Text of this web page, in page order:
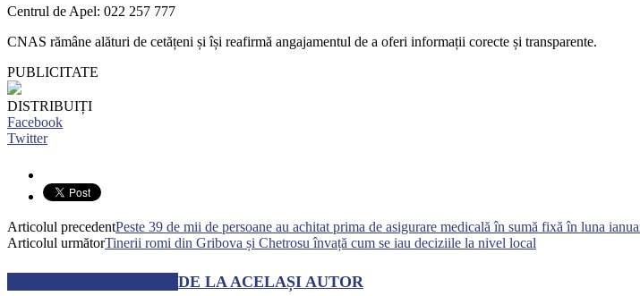
Centrul de Apel: 022 257 777
CNAS rămâne alături de cetățeni și își reafirmă angajamentul de a oferi informații corecte și transparente.
PUBLICITATE
DISTRIBUIȚI
Facebook
Twitter
Articolul precedentPeste 39 de mii de persoane au achitat prima de asigurare medicală în sumă fixă în luna
Articolul următorTinerii romi din Gribova și Chetrosu învață cum se iau deciziile la nivel local
DE LA ACELAȘI AUTOR